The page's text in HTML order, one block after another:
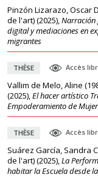
Pinzón Lizarazo, Oscar
de l'art)(2025),Narración
digital y mediaciones en
migrantes
THÈSE Accès
Vallim de Melo, Aline
(2025),El hacer artístico
Empoderamiento de
THÈSE Accès
Suárez García, Sandra
de l'art)(2025),La
habitar la Escuela desde